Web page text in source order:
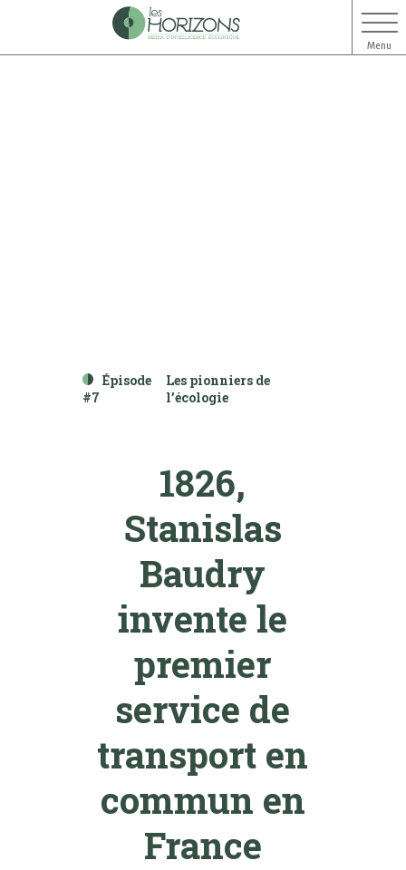
Menu
Épisode
#7
Les pionniers de
l’écologie
1826,
Stanislas
Baudry
invente le
premier
service de
transport en
commun en
France